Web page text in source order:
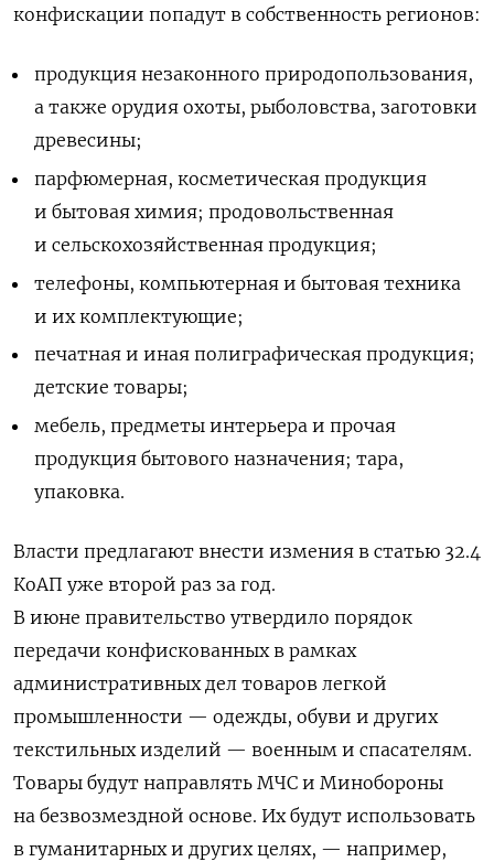
конфискации попадут в собственность регионов:
продукция незаконного природопользования,
а также орудия охоты, рыболовства, заготовки
древесины;
парфюмерная, косметическая продукция
и бытовая химия; продовольственная
и сельскохозяйственная продукция;
телефоны, компьютерная и бытовая техника
и их комплектующие;
печатная и иная полиграфическая продукция;
детские товары;
мебель, предметы интерьера и прочая
продукция бытового назначения; тара,
упаковка.
Власти предлагают внести измения в статью 32.4
КоАП уже второй раз за год.
В июне правительство утвердило порядок
передачи конфискованных в рамках
административных дел товаров легкой
промышленности — одежды, обуви и других
текстильных изделий — военным и спасателям.
Товары будут направлять МЧС и Минобороны
на безвозмездной основе. Их будут использовать
в гуманитарных и других целях, — например,